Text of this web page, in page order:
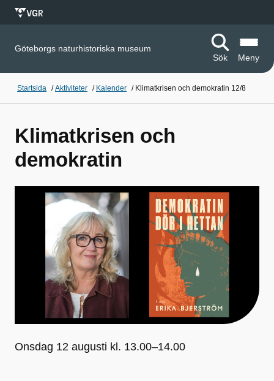
Göteborgs naturhistoriska museum
Sök
Meny
Startsida /Aktiviteter / Kalender / Klimatkrisen och demokratin 12/8
Klimatkrisen och
demokratin
Onsdag 12 augusti kl. 13.00–14.00